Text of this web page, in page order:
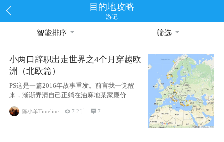
目的地攻略
游记
智能排序 筛选
小两口辞职出走世界之4个月穿越欧
洲（北欧篇）
PS这是一篇2016年故事重发。前言我一觉醒
来，渐渐弄清自己正躺在油麻地某家廉价宾
馆
陈小羊Timeline 7.2千 7